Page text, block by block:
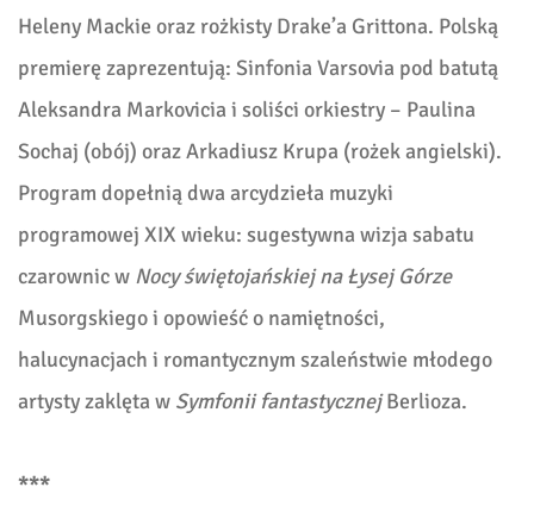
Heleny Mackie oraz rożkisty Drake’a Grittona. Polską
premierę zaprezentują: Sinfonia Varsovia pod batutą
Aleksandra Markovicia i soliści orkiestry – Paulina
Sochaj (obój) oraz Arkadiusz Krupa (rożek angielski).
Program dopełnią dwa arcydzieła muzyki
programowej XIX wieku: sugestywna wizja sabatu
czarownic w Nocy świętojańskiej na Łysej Górze
Musorgskiego i opowieść o namiętności,
halucynacjach i romantycznym szaleństwie młodego
artysty zaklęta w Symfonii fantastycznejBerlioza.
***